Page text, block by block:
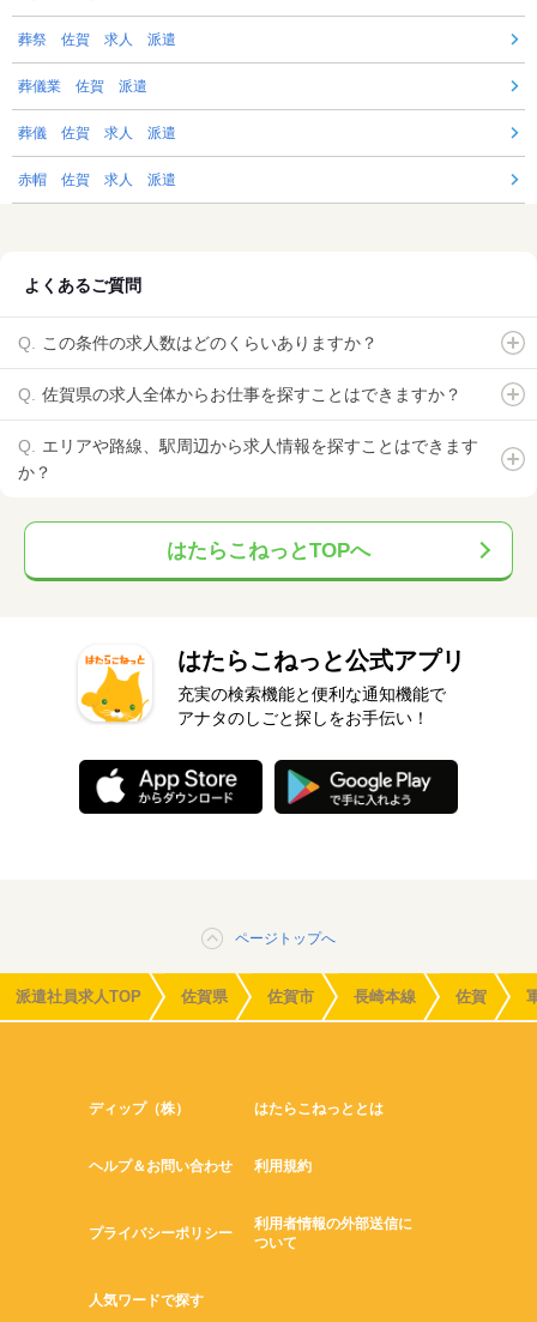
葬祭 佐賀 求人 派遣
葬儀業 佐賀 派遣
葬儀 佐賀 求人 派遣
赤帽 佐賀 求人 派遣
よくあるご質問
この条件の求人数はどのくらいありますか？
佐賀県の求人全体からお仕事を探すことはできますか？
エリアや路線、駅周辺から求人情報を探すことはできます
か？
はたらこねっとTOPへ
はたらこねっと公式アプリ
充実の検索機能と便利な通知機能で
アナタのしごと探しをお手伝い！
ページトップへ
派遣社員求人TOP 佐賀県 佐賀市 長崎本線 佐賀
ディップ（株） はたらこねっととは
ヘルプ＆お問い合わせ 利用規約
プライバシーポリシー
利用者情報の外部送信に
ついて
人気ワードで探す